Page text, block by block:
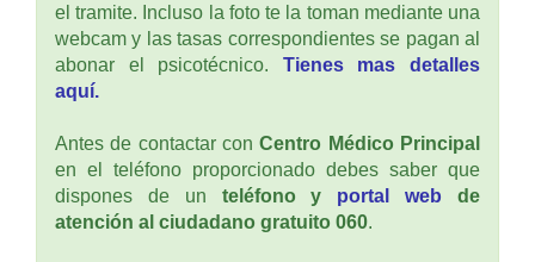
el tramite. Incluso la foto te la toman mediante una
webcam y las tasas correspondientes se pagan al
abonar el psicotécnico. Tienes mas detalles
aquí.
Antes de contactar conCentro Médico Principal
en el teléfono proporcionado debes saber que
dispones de un teléfono y portal web de
atención al ciudadano gratuito 060.